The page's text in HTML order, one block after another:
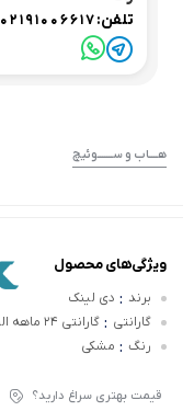
تلفن:02191006617
هــــاب و ســـــــوئیچ
ویژگی‌های محصول
برند : دی لینک
گارانتی : گارانتی ۲۴ ماهه الماس رایان ایرانیان
رنگ : مشکی
قیمت بهتری سراغ دارید؟